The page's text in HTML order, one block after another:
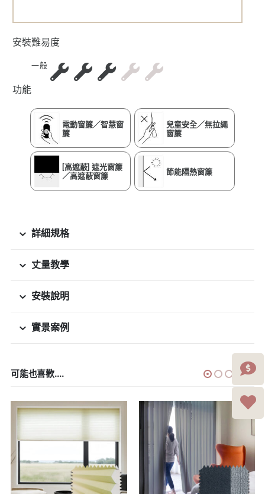
安裝難易度
一般
功能
電動窗簾／智慧窗
簾
兒童安全／無拉繩
窗簾
[高遮蔽] 遮光窗簾
／高遮蔽窗簾
節能隔熱窗簾
詳細規格
丈量教學
安裝說明
實景案例
可能也喜歡....